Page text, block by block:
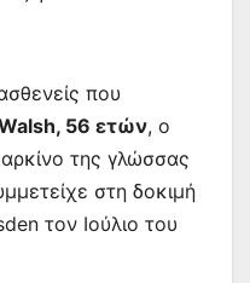
που
56 ετών, ο
της γλώσσας
στη δοκιμή
τον Ιούλιο του